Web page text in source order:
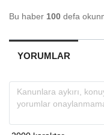
Bu haber 100 defa
YORUMLAR